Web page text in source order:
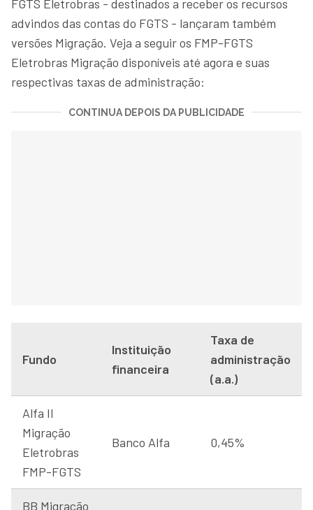
FGTS Eletrobras - destinados a receber os recursos
advindos das contas do FGTS - lançaram também
versões Migração. Veja a seguir os FMP-FGTS
Eletrobras Migração disponíveis até agora e suas
respectivas taxas de administração:
CONTINUA DEPOIS DA PUBLICIDADE
Fundo
Instituição
financeira
Taxa de
administração
(a.a.)
Alfa II
Migração
Eletrobras
FMP-FGTS
Banco Alfa 0,45%
BB Migração